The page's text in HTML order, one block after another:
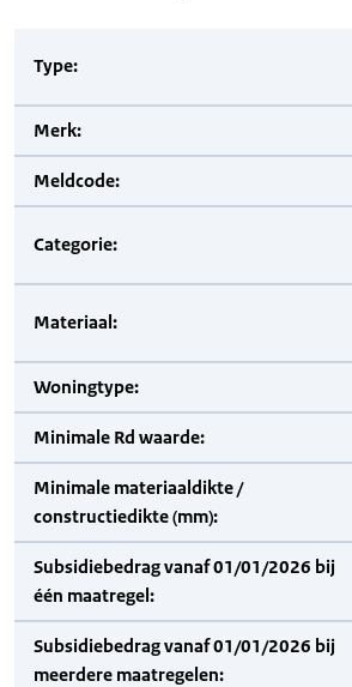
Type:
Merk:
Meldcode:
Categorie:
Materiaal:
Woningtype:
Minimale Rd waarde:
Minimale materiaaldikte /
constructiedikte (mm):
Subsidiebedrag vanaf 01/01/2026 bij
één maatregel:
Subsidiebedrag vanaf 01/01/2026 bij
meerdere maatregelen: